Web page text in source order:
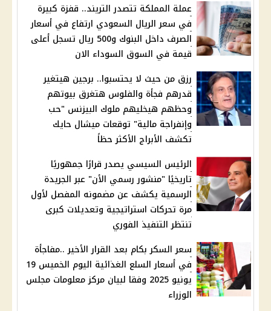
عملة المملكة تتصدر التريند.. قفزة كبيرة
في سعر الريال السعودي ارتفاع في أسعار
الصرف داخل البنوك و500 ريال تسجل أعلى
قيمة في السوق السوداء اﻻن
رزق من حيث لا يحتسبوا.. برجين هيتغير
قدرهم فجأة والفلوس هتغرق بيوتهم
وحظهم هيخليهم ملوك البيزنس "حب
وإنفراجة مالية" توقعات ميشال حايك
تكشف الأبراج الأكثر حظاً
الرئيس السيسي يصدر قرارًا جمهوريًا
تاريخيًا "منشور رسمي الأن" عبر الجريدة
الرسمية يكشف عن مضمونه المفصل لأول
مرة تحركات استراتيجية وتعديلات كبرى
تنتظر التنفيذ الفوري
سعر السكر بكام بعد القرار الأخير ..مفاجأة
في أسعار السلع الغذائية اليوم الخميس 19
يونيو 2025 وفقا لبيان مركز معلومات مجلس
الوزراء